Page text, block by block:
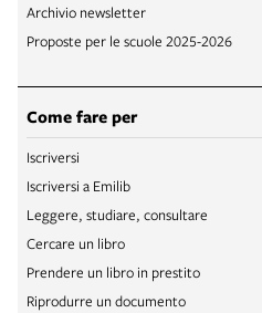
Archivio newsletter
Proposte per le scuole 2025-2026
Come fare per
Iscriversi
Iscriversi a Emilib
Leggere, studiare, consultare
Cercare un libro
Prendere un libro in prestito
Riprodurre un documento